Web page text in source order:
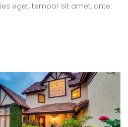
eget, tempor sit amet, ante.
placerat eleifend leo.